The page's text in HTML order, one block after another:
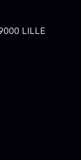
LILLE